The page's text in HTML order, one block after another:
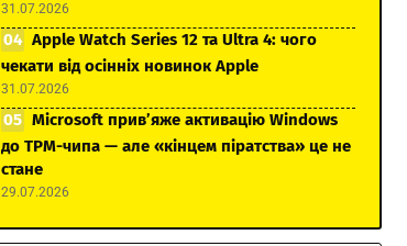
31.07.2026
Apple Watch Series 12 та Ultra 4: чого
чекати від осінніх новинок Apple
31.07.2026
Microsoft прив’яже активацію Windows
до TPM-чипа — але «кінцем піратства» це не
стане
29.07.2026